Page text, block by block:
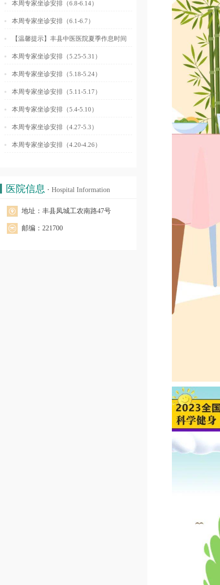
本周专家坐诊安排（6.8-6.14）
本周专家坐诊安排（6.1-6.7）
【温馨提示】丰县中医医院夏季作息时间
本周专家坐诊安排（5.25-5.31）
本周专家坐诊安排（5.18-5.24）
本周专家坐诊安排（5.11-5.17）
本周专家坐诊安排（5.4-5.10）
本周专家坐诊安排（4.27-5.3）
本周专家坐诊安排（4.20-4.26）
医院信息 · Hospital Information
地址：丰县凤城工农南路47号
邮编：221700